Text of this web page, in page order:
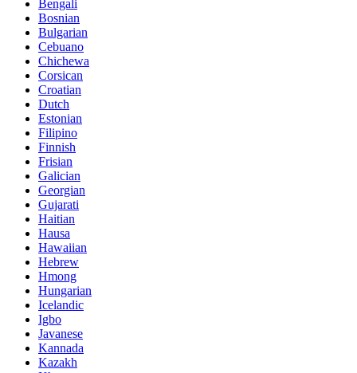
Bengali
Bosnian
Bulgarian
Cebuano
Chichewa
Corsican
Croatian
Dutch
Estonian
Filipino
Finnish
Frisian
Galician
Georgian
Gujarati
Haitian
Hausa
Hawaiian
Hebrew
Hmong
Hungarian
Icelandic
Igbo
Javanese
Kannada
Kazakh